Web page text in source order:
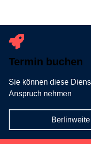
Termin buchen
Sie können diese
Anspruch nehmen